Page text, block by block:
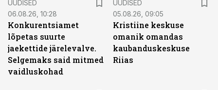
UUDISED
06.08.26, 10:28
Konkurentsiamet
lõpetas suurte
jaekettide järelevalve.
Selgemaks said mitmed
vaidluskohad
UUDISED
05.08.26, 09:05
Kristiine keskuse
omanik omandas
kaubanduskeskuse
Riias